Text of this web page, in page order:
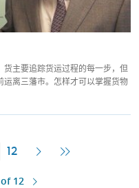
主要追踪货运过程的每一步，但
运离三藩市。怎样才可以掌握货物
12
Next Last
of 12